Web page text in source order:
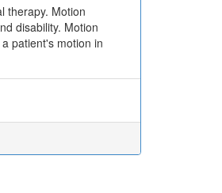
therapy. Motion
disability. Motion
patient's motion in